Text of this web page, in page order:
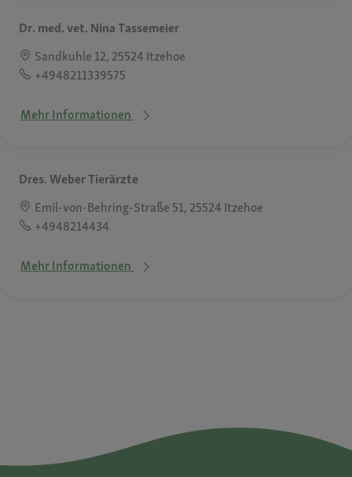
Dr. med. vet. Nina Tassemeier
Sandkuhle 12, 25524 Itzehoe
+4948211339575
Mehr Informationen
Dres. Weber Tierärzte
Emil-von-Behring-Straße 51, 25524 Itzehoe
+4948214434
Mehr Informationen